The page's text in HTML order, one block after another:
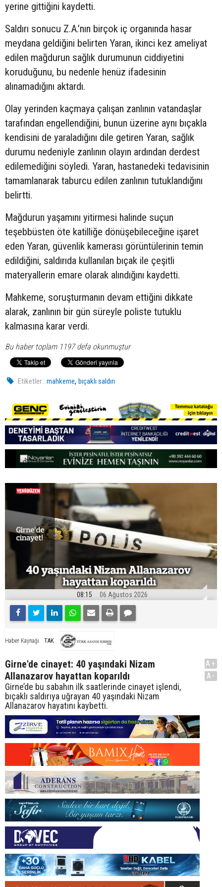
yerine gittiğini kaydetti.
Saldırı sonucu Z.A.’nın birçok iç organında hasar
meydana geldiğini belirten Yaran, ikinci kez ameliyat
edilen mağdurun sağlık durumunun ciddiyetini
koruduğunu, bu nedenle henüz ifadesinin
alınamadığını aktardı.
Olay yerinden kaçmaya çalışan zanlının vatandaşlar
tarafından engellendiğini, bunun üzerine aynı bıçakla
kendisini de yaraladığını dile getiren Yaran, sağlık
durumu nedeniyle zanlının olayın ardından derdest
edilemediğini söyledi. Yaran, hastanedeki tedavisinin
tamamlanarak taburcu edilen zanlının tutuklandığını
belirtti.
Mağdurun yaşamını yitirmesi halinde suçun
teşebbüsten öte katilliğe dönüşebileceğine işaret
eden Yaran, güvenlik kamerası görüntülerinin temin
edildiğini, saldırıda kullanılan bıçak ile çeşitli
materyallerin emare olarak alındığını kaydetti.
Mahkeme, soruşturmanın devam ettiğini dikkate
alarak, zanlının bir gün süreyle poliste tutuklu
kalmasına karar verdi.
Bu haber toplam 1197 defa okunmuştur
Etiketler : mahkeme,bıçaklı saldırı
08:15 06 Ağustos 2026
Haber Kaynağı TAK
Girne'de cinayet: 40 yaşındaki Nizam
Allanazarov hayattan koparıldı
Girne’de bu sabahın ilk saatlerinde cinayet işlendi,
bıçaklı saldırıya uğrayan 40 yaşındaki Nizam
Allanazarov hayatını kaybetti.
A+
A-